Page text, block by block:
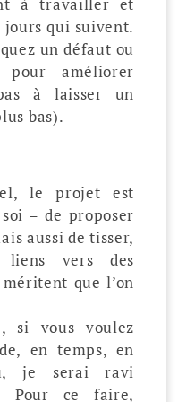
jours qui suivent.
un défaut ou
pour améliorer
à laisser un
bas).
le projet est
– de proposer
aussi de tisser,
vers des
que l’on
si vous voulez
en temps, en
je serai ravi
Pour ce faire,